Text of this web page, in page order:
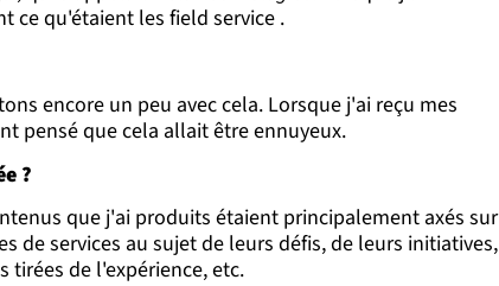
ce qu'étaient les field service .
encore un peu avec cela. Lorsque j'ai reçu mes
pensé que cela allait être ennuyeux.
?
que j'ai produits étaient principalement axés sur
de services au sujet de leurs défis, de leurs initiatives,
tirées de l'expérience, etc.